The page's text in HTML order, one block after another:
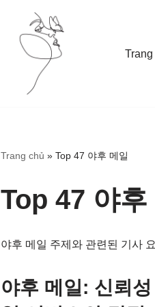
Trang
Trang chủ » Top 47 야후 메일
Top 47 야후
야후 메일 주제와 관련된 기사
야후 메일: 신뢰성